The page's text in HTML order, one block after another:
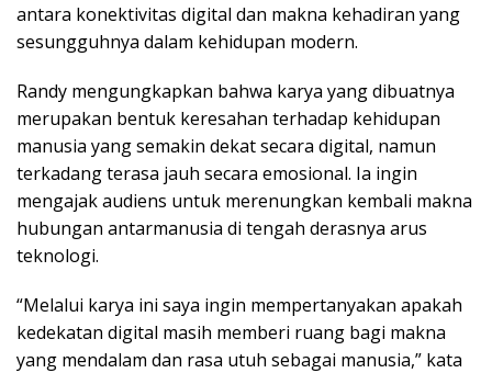
antara konektivitas digital dan makna kehadiran yang
sesungguhnya dalam kehidupan modern.
Randy mengungkapkan bahwa karya yang dibuatnya
merupakan bentuk keresahan terhadap kehidupan
manusia yang semakin dekat secara digital, namun
terkadang terasa jauh secara emosional. Ia ingin
mengajak audiens untuk merenungkan kembali makna
hubungan antarmanusia di tengah derasnya arus
teknologi.
“Melalui karya ini saya ingin mempertanyakan apakah
kedekatan digital masih memberi ruang bagi makna
yang mendalam dan rasa utuh sebagai manusia,” kata